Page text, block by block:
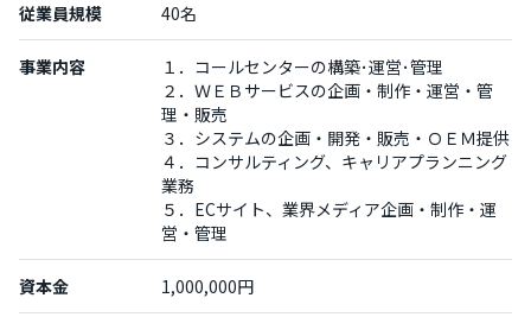
従業員規模 40名
事業内容
１．コールセンターの構築･運営･管理
２．ＷＥＢサービスの企画・制作・運営・管
理・販売
３．システムの企画・開発・販売・ＯＥＭ提供
４．コンサルティング、キャリアプランニング
業務
５．ECサイト、業界メディア企画・制作・運
営・管理
資本金 1,000,000円